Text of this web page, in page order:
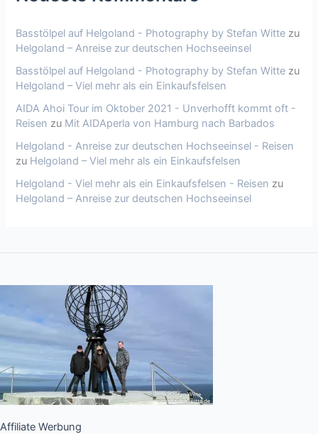
Basstölpel auf Helgoland - Photography by Stefan Witte zu
Helgoland – Anreise zur deutschen Hochseeinsel
Basstölpel auf Helgoland - Photography by Stefan Witte zu
Helgoland – Viel mehr als ein Einkaufsfelsen
AIDA Ahoi Tour im Oktober 2021 - Unverhofft kommt oft -
Reisen zu Mit AIDAperla von Hamburg nach Barbados
Helgoland - Anreise zur deutschen Hochseeinsel - Reisen
zu Helgoland – Viel mehr als ein Einkaufsfelsen
Helgoland - Viel mehr als ein Einkaufsfelsen - Reisen zu
Helgoland – Anreise zur deutschen Hochseeinsel
Affiliate Werbung